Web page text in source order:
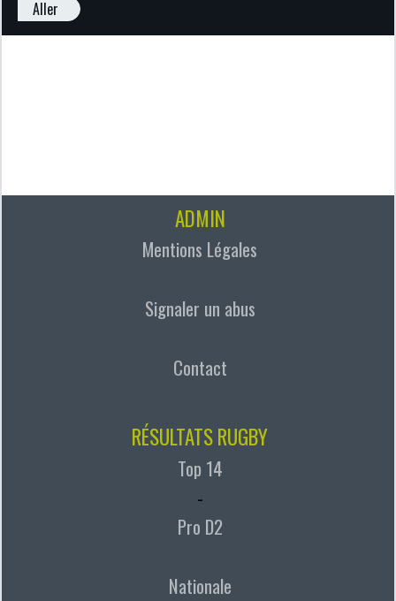
Aller
ADMIN
Mentions Légales
Signaler un abus
Contact
RÉSULTATS RUGBY
Top 14
-
Pro D2
Nationale